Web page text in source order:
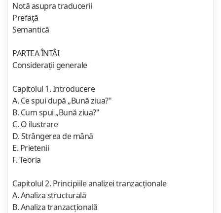
Notă asupra traducerii
Prefaţă
Semantică
PARTEA ÎNTÂI
Consideraţii generale
Capitolul 1. Introducere
A. Ce spui după „Bună ziua?"
B. Cum spui „Bună ziua?"
C. O ilustrare
D. Strângerea de mână
E. Prietenii
F. Teoria
Capitolul 2. Principiile analizei tranzacţionale
A. Analiza structurală
B. Analiza tranzacţională